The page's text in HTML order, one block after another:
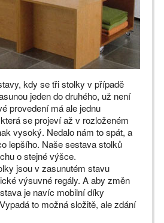
kdy se tři stolky v případě
jeden do druhého, už není
provedení má ale jednu
se projeví až v rozloženém
vysoký. Nedalo nám to spát, a
lepšího. Naše sestava stolků
o stejné výšce.
jsou v zasunutém stavu
výsuvné regály. A aby změn
je navíc mobilní díky
to možná složitě, ale zdání